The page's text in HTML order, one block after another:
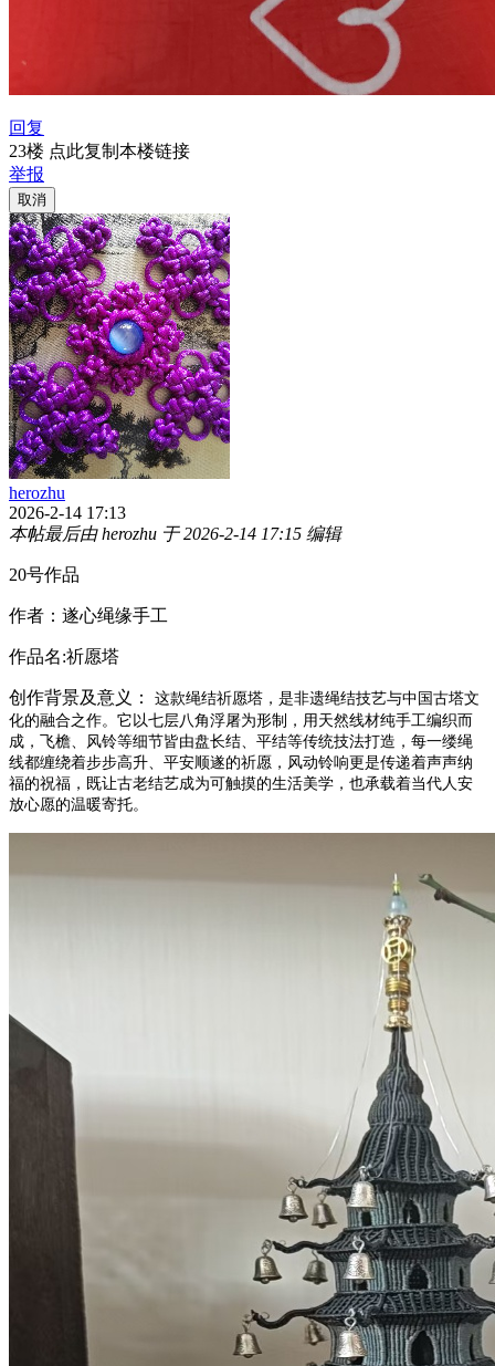
回复
23楼 点此复制本楼链接
举报
取消
herozhu
2026-2-14 17:13
本帖最后由 herozhu 于 2026-2-14 17:15 编辑
20号作品
作者： 遂心绳缘手工
作品名:祈愿塔
创作背景及意义： 这款绳结祈愿塔，是非遗绳结技艺与中国古塔文
化的融合之作。它以七层八角浮屠为形制，用天然线材纯手工编织而
成，飞檐、风铃等细节皆由盘长结、平结等传统技法打造，每一缕绳
线都缠绕着步步高升、平安顺遂的祈愿，风动铃响更是传递着声声纳
福的祝福，既让古老结艺成为可触摸的生活美学，也承载着当代人安
放心愿的温暖寄托。